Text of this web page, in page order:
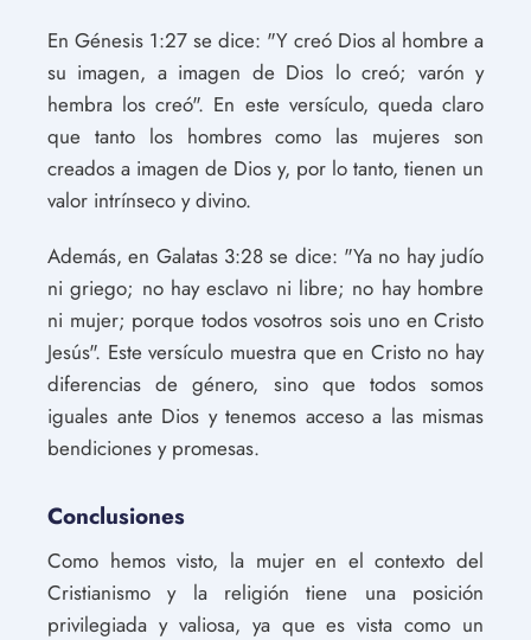
En Génesis 1:27 se dice: "Y creó Dios al hombre a
su imagen, a imagen de Dios lo creó; varón y
hembra los creó". En este versículo, queda claro
que tanto los hombres como las mujeres son
creados a imagen de Dios y, por lo tanto, tienen un
valor intrínseco y divino.
Además, en Galatas 3:28 se dice: "Ya no hay judío
ni griego; no hay esclavo ni libre; no hay hombre
ni mujer; porque todos vosotros sois uno en Cristo
Jesús". Este versículo muestra que en Cristo no hay
diferencias de género, sino que todos somos
iguales ante Dios y tenemos acceso a las mismas
bendiciones y promesas.
Conclusiones
Como hemos visto, la mujer en el contexto del
Cristianismo y la religión tiene una posición
privilegiada y valiosa, ya que es vista como un